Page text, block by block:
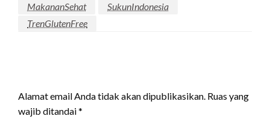
MakananSehat
SukunIndonesia
TrenGlutenFree
Alamat email Anda tidak akan dipublikasikan. Ruas yang
wajib ditandai*